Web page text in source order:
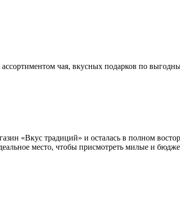
чая, вкусных подарков по
«Вкус традиций» и осталась в полном
место, чтобы присмотреть милые и